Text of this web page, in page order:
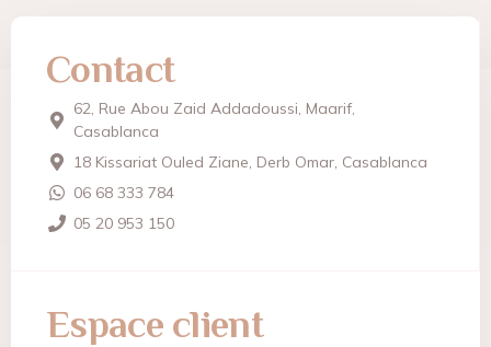
Contact
62, Rue Abou Zaid Addadoussi, Maarif,
Casablanca
18 Kissariat Ouled Ziane, Derb Omar, Casablanca
06 68 333 784
05 20 953 150
Espace client